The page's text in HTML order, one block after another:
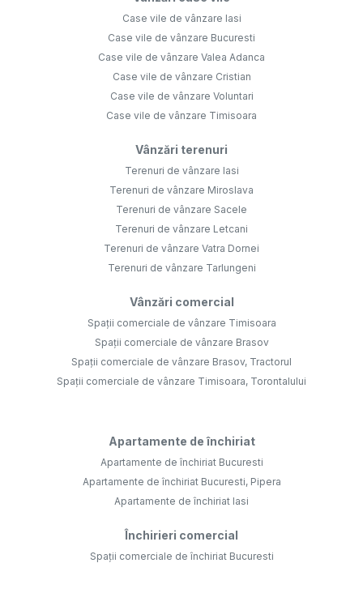
Case vile de vânzare Iasi
Case vile de vânzare Bucuresti
Case vile de vânzare Valea Adanca
Case vile de vânzare Cristian
Case vile de vânzare Voluntari
Case vile de vânzare Timisoara
Vânzări terenuri
Terenuri de vânzare Iasi
Terenuri de vânzare Miroslava
Terenuri de vânzare Sacele
Terenuri de vânzare Letcani
Terenuri de vânzare Vatra Dornei
Terenuri de vânzare Tarlungeni
Vânzări comercial
Spații comerciale de vânzare Timisoara
Spații comerciale de vânzare Brasov
Spații comerciale de vânzare Brasov, Tractorul
Spații comerciale de vânzare Timisoara, Torontalului
Apartamente de închiriat
Apartamente de închiriat Bucuresti
Apartamente de închiriat Bucuresti, Pipera
Apartamente de închiriat Iasi
Închirieri comercial
Spații comerciale de închiriat Bucuresti